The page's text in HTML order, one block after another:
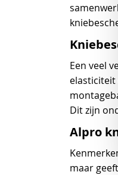
Een veel
Dit zijn
Alpro
maar